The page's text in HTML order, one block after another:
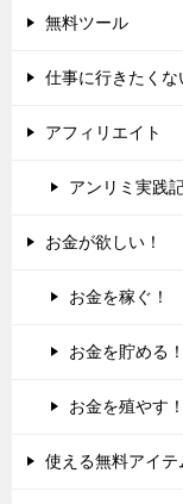
無料ツール
仕事に行きたくな
アフィリエイト
アンリミ実践
お金が欲しい！
お金を稼ぐ！
お金を貯める！
お金を殖やす！
使える無料アイテ